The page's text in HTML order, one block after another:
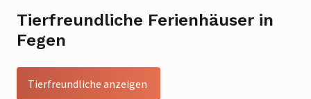
Tierfreundliche Ferienhäuser in
Fegen
Tierfreundliche anzeigen